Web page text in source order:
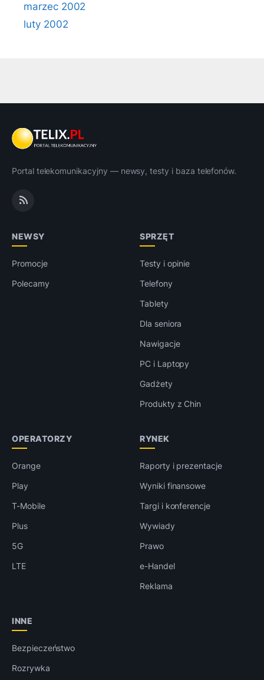
marzec 2002
luty 2002
Portal telekomunikacyjny — newsy, testy i baza telefonów.
NEWSY
Promocje
Polecamy
SPRZĘT
Testy i opinie
Telefony
Tablety
Dla seniora
Nawigacje
PC i Laptopy
Gadżety
Produkty z Chin
OPERATORZY
Orange
Play
T-Mobile
Plus
5G
LTE
RYNEK
Raporty i prezentacje
Wyniki finansowe
Targi i konferencje
Wywiady
Prawo
e-Handel
Reklama
INNE
Bezpieczeństwo
Rozrywka